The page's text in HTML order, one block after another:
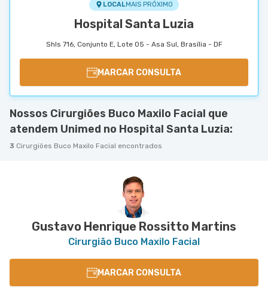
LOCALMAIS PRÓXIMO
Hospital Santa Luzia
Shls 716, Conjunto E, Lote 05 - Asa Sul, Brasília - DF
MARCAR CONSULTA
Nossos Cirurgiões Buco Maxilo Facial que
atendem Unimed no Hospital Santa Luzia:
3 Cirurgiões Buco Maxilo Facial encontrados
Gustavo Henrique Rossitto Martins
Cirurgião Buco Maxilo Facial
MARCAR CONSULTA